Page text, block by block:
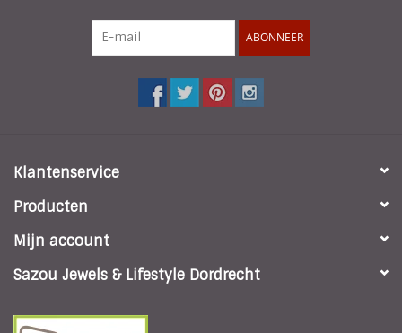
ABONNEER
Klantenservice
Producten
Mijn account
Sazou Jewels & Lifestyle Dordrecht